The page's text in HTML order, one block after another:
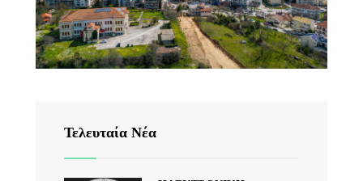
Τελευταία Νέα